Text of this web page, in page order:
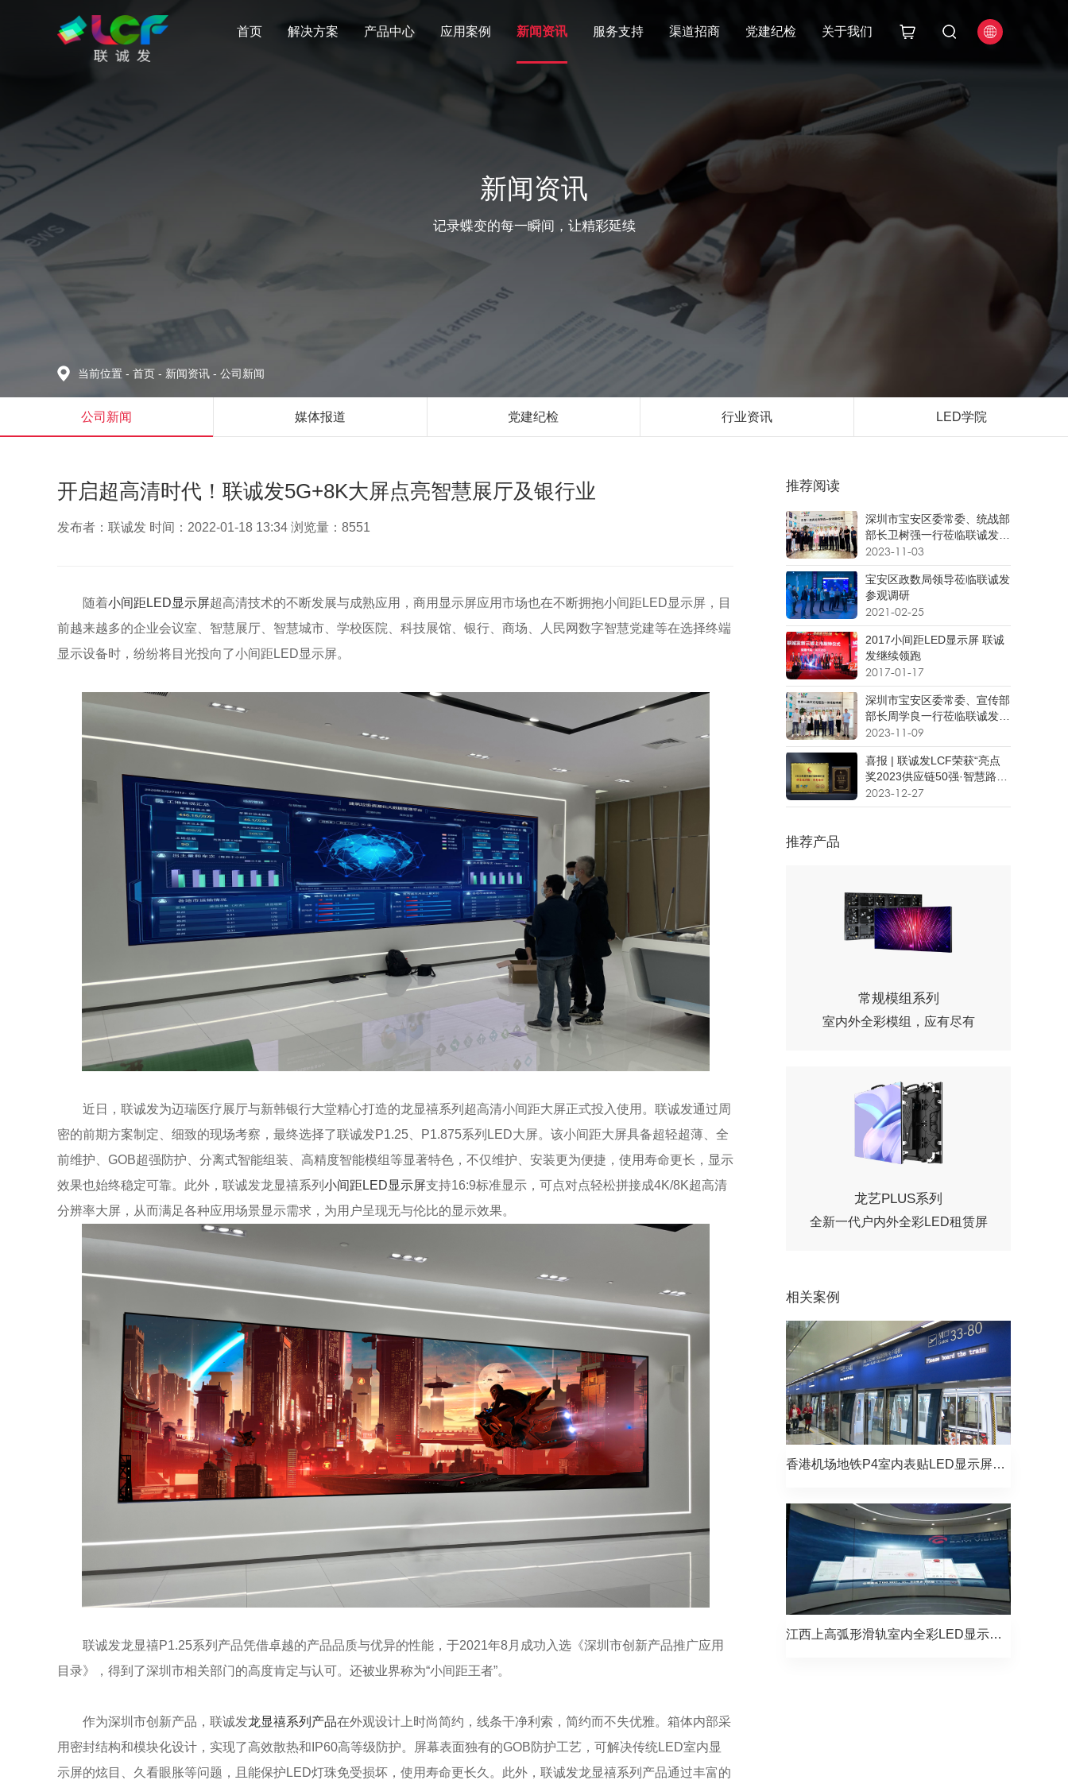
首页 解决方案 产品中心 应用案例 新闻资讯 服务支持 渠道招商 党建纪检 关于我们
新闻资讯
记录蝶变的每一瞬间，让精彩延续
当前位置 - 首页 - 新闻资讯 - 公司新闻
公司新闻 媒体报道 党建纪检 行业资讯 LED学院
开启超高清时代！联诚发5G+8K大屏点亮智慧展厅及银行业
发布者：联诚发 时间：2022-01-18 13:34 浏览量：8551
随着小间距LED显示屏超高清技术的不断发展与成熟应用，商用显示屏应用市场也在不断拥抱小间距LED显示屏，目
前越来越多的企业会议室、智慧展厅、智慧城市、学校医院、科技展馆、银行、商场、人民网数字智慧党建等在选择终端
显示设备时，纷纷将目光投向了小间距LED显示屏。
近日，联诚发为迈瑞医疗展厅与新韩银行大堂精心打造的龙显禧系列超高清小间距大屏正式投入使用。联诚发通过周
密的前期方案制定、细致的现场考察，最终选择了联诚发P1.25、P1.875系列LED大屏。该小间距大屏具备超轻超薄、全
前维护、GOB超强防护、分离式智能组装、高精度智能模组等显著特色，不仅维护、安装更为便捷，使用寿命更长，显示
效果也始终稳定可靠。此外，联诚发龙显禧系列 小间距LED显示屏支持16:9标准显示，可点对点轻松拼接成4K/8K超高清
分辨率大屏，从而满足各种应用场景显示需求，为用户呈现无与伦比的显示效果。
联诚发龙显禧P1.25系列产品凭借卓越的产品品质与优异的性能，于2021年8月成功入选《深圳市创新产品推广应用
目录》，得到了深圳市相关部门的高度肯定与认可。还被业界称为“小间距王者”。
作为深圳市创新产品，联诚发龙显禧系列产品在外观设计上时尚简约，线条干净利索，简约而不失优雅。箱体内部采
用密封结构和模块化设计，实现了高效散热和IP60高等级防护。屏幕表面独有的GOB防护工艺，可解决传统LED室内显
示屏的炫目、久看眼胀等问题，且能保护LED灯珠免受损坏，使用寿命更长久。此外，联诚发龙显禧系列产品通过丰富的
推荐阅读
深圳市宝安区委常委、统战部
部长卫树强一行莅临联诚发考
察调研
2023-11-03
宝安区政数局领导莅临联诚发
参观调研
2021-02-25
2017小间距LED显示屏 联诚
发继续领跑
2017-01-17
深圳市宝安区委常委、宣传部
部长周学良一行莅临联诚发考
察调研
2023-11-09
喜报 | 联诚发LCF荣获“亮点
奖2023供应链50强·智慧路
灯”
2023-12-27
推荐产品
常规模组系列
室内外全彩模组，应有尽有
龙艺PLUS系列
全新一代户内外全彩LED租赁屏
相关案例
香港机场地铁P4室内表贴LED显示屏项目
江西上高弧形滑轨室内全彩LED显示屏项目